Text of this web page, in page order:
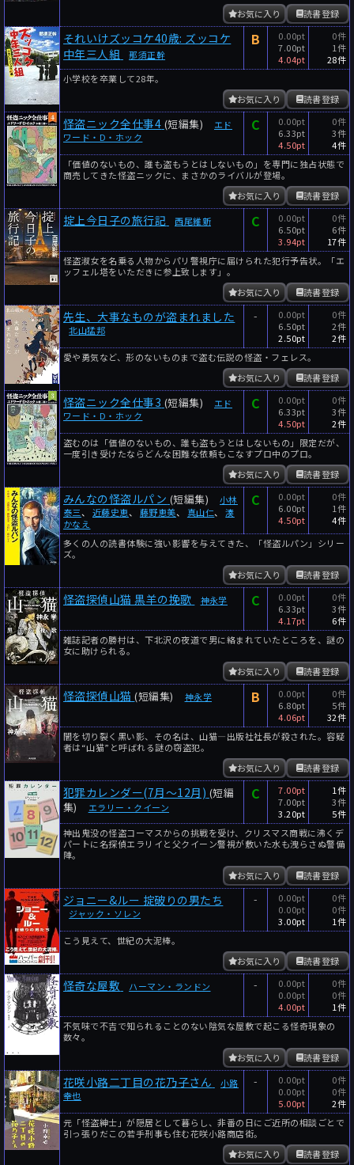
読書登録
お気に入り
それいけズッコケ40歳: ズッコケ
中年三人組
那須正幹
B
0.00pt
7.00pt
4.04pt
0件
1件
28件
小学校を卒業して28年。
読書登録
お気に入り
怪盗ニック全仕事4 (短編集)
エド
ワード・D・ホック
C
0.00pt
6.33pt
4.50pt
0件
3件
4件
「価値のないもの、誰も盗もうとはしないもの」を専門に独占状態で
商売してきた怪盗ニックに、まさかのライバルが登場。
読書登録
お気に入り
掟上今日子の旅行記 西尾維新 C
0.00pt
6.50pt
3.94pt
0件
6件
17件
怪盗淑女を名乗る人物からパリ警視庁に届けられた犯行予告状。「エ
ッフェル塔をいただきに参上致します」。
読書登録
お気に入り
先生、大事なものが盗まれました
北山猛邦
-
0.00pt
6.50pt
2.50pt
0件
2件
2件
愛や勇気など、形のないものまで盗む伝説の怪盗・フェレス。
読書登録
お気に入り
怪盗ニック全仕事3 (短編集)
エド
ワード・D・ホック
C
0.00pt
6.33pt
4.50pt
0件
3件
2件
盗むのは「価値のないもの、誰も盗もうとはしないもの」限定だが、
一度引き受けたならどんな困難な依頼もこなすプロ中のプロ。
読書登録
お気に入り
みんなの怪盗ルパン (短編集)
小林
泰三、 近藤史恵、 藤野恵美、 真山仁、湊
かなえ
C
0.00pt
6.00pt
4.50pt
0件
1件
4件
多くの人の読書体験に強い影響を与えてきた、「怪盗ルパン」シリー
ズ。
読書登録
お気に入り
怪盗探偵山猫 黒羊の挽歌 神永学 C
0.00pt
6.33pt
4.17pt
0件
3件
6件
雑誌記者の勝村は、下北沢の夜道で男に絡まれていたところを、謎の
女に助けられる。
読書登録
お気に入り
怪盗探偵山猫 (短編集) 神永学 B
0.00pt
6.80pt
4.06pt
0件
5件
32件
闇を切り裂く黒い影、その名は、山猫―出版社社長が殺された。容疑
者は“山猫”と呼ばれる謎の窃盗犯。
読書登録
お気に入り
犯罪カレンダー(7月～12月) (短編
集)
エラリー・クイーン
C
7.00pt
7.00pt
3.20pt
1件
3件
5件
神出鬼没の怪盗コーマスからの挑戦を受け、クリスマス商戦に沸くデ
パートに名探偵エラリイと父クイーン警視が敷いた水も洩らさぬ警備
陣。
読書登録
お気に入り
ジョニー&ルー 掟破りの男たち
ジャック・ソレン
-
0.00pt
0.00pt
3.00pt
0件
0件
1件
こう見えて、世紀の大泥棒。
読書登録
お気に入り
怪奇な屋敷 ハーマン・ランドン -
0.00pt
0.00pt
4.00pt
0件
0件
1件
不気味で不吉で知られることのない陰気な屋敷で起こる怪奇現象の
数々。
読書登録
お気に入り
花咲小路二丁目の花乃子さん
小路
幸也
-
0.00pt
0.00pt
5.00pt
0件
0件
2件
元「怪盗紳士」が隠居として暮らし、非番の日にご近所の相談ごとで
引っ張りだこの若手刑事も住む花咲小路商店街。
読書登録
お気に入り